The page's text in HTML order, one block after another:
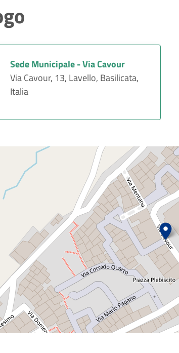
Sede Municipale - Via Cavour
Via Cavour, 13, Lavello, Basilicata,
Italia